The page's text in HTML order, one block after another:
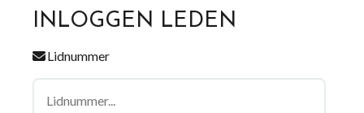
INLOGGEN LEDEN
Lidnummer